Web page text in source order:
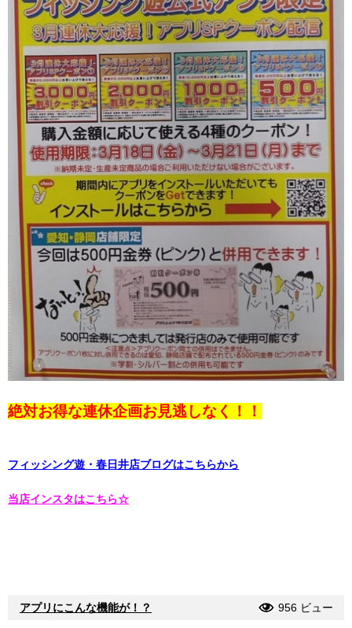
絶対お得な連休企画お見逃しなく！！
フィッシング遊・春日井店ブログはこちらから
当店インスタはこちら☆
アプリにこんな機能が！？ 956 ビュー